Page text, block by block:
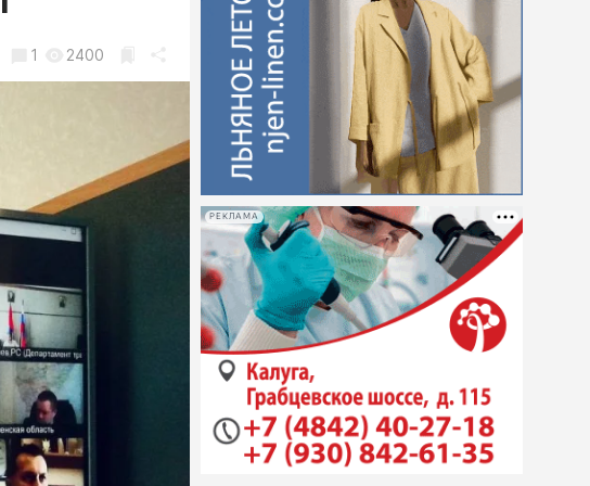
1 2400
РЕКЛАМА